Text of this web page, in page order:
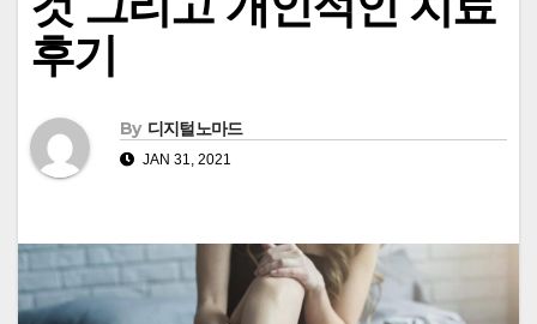
후기
By 디지털노마드
JAN 31, 2021